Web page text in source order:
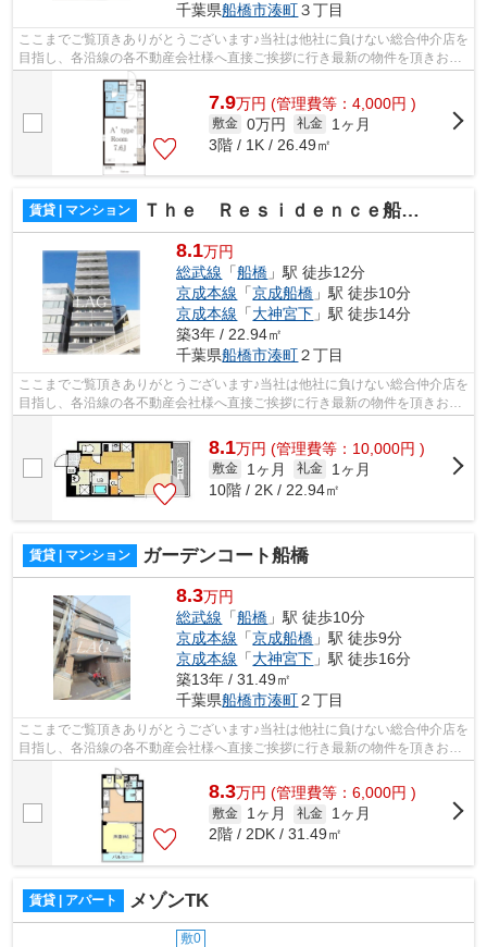
千葉県船橋市湊町３丁目
ここまでご覧頂きありがとうございます♪当社は他社に負けない総合仲介店を
目指し、各沿線の各不動産会社様へ直接ご挨拶に行き最新の物件を頂きお客
様へ提供しております！最新の情報は...
7.9万円 (管理費等：4,000円 )
敷金 0万円 礼金
1ヶ月
3階 / 1K / 26.49㎡
賃貸 | マンション Ｔｈｅ Ｒｅｓｉｄｅｎｃｅ船橋
8.1万円
総武線 「船橋 」駅 徒歩12分
京成本線 「京成船橋 」駅 徒歩10分
京成本線 「大神宮下 」駅 徒歩14分
築3年 / 22.94㎡
千葉県船橋市湊町２丁目
ここまでご覧頂きありがとうございます♪当社は他社に負けない総合仲介店を
目指し、各沿線の各不動産会社様へ直接ご挨拶に行き最新の物件を頂きお客
8.1万円 (管理費等：10,000円 )
敷金 1ヶ月 礼金
1ヶ月
10階 / 2K / 22.94㎡
賃貸 | マンション ガーデンコート船橋
8.3万円
総武線 「船橋 」駅 徒歩10分
京成本線 「京成船橋 」駅 徒歩9分
京成本線 「大神宮下 」駅 徒歩16分
築13年 / 31.49㎡
千葉県船橋市湊町２丁目
ここまでご覧頂きありがとうございます♪当社は他社に負けない総合仲介店を
目指し、各沿線の各不動産会社様へ直接ご挨拶に行き最新の物件を頂きお客
様へ提供しております！最新の情報は...
8.3万円 (管理費等：6,000円 )
敷金 1ヶ月 礼金
1ヶ月
2階 / 2DK / 31.49㎡
賃貸 | アパート メゾンTK
敷0